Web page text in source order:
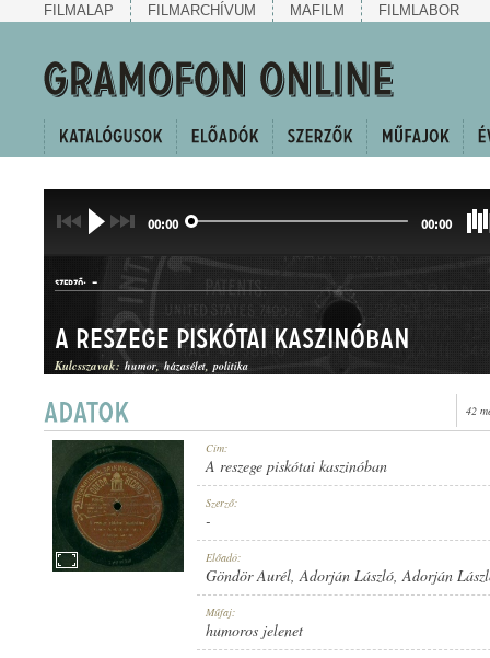
FILMALAP FILMARCHÍVUM MAFILM FILMLABOR
00:00 00:00
SZERZŐ: -
HUMOROS JELENET
A reszege piskótai kaszinóban
Kulcsszavak: humor házasélet politika
42
Cím:
A reszege piskótai kaszinóban
Szerző:
-
Előadó:
Göndör Aurél,Adorján László,Adorján
Műfaj:
humoros jelenet